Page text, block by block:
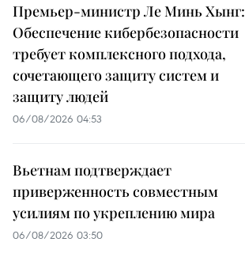
Премьер-министр Ле Минь Хынг:
Обеспечение кибербезопасности
требует комплексного подхода,
сочетающего защиту систем и
защиту людей
06/08/2026 04:53
Вьетнам подтверждает
приверженность совместным
усилиям по укреплению мира
06/08/2026 03:50